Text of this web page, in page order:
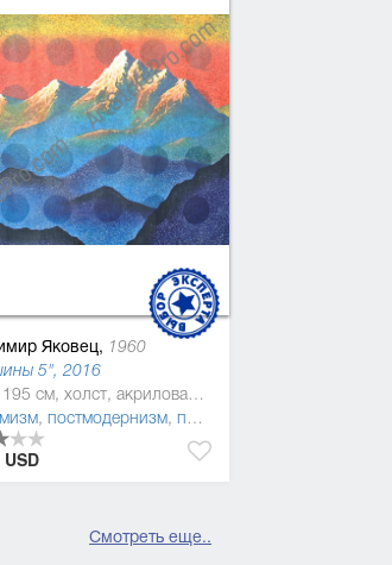
Яковец, 1960
5", 2016
150 x 195 см, холст, акриловая краска
, постмодернизм, поп-арт
Смотреть еще..